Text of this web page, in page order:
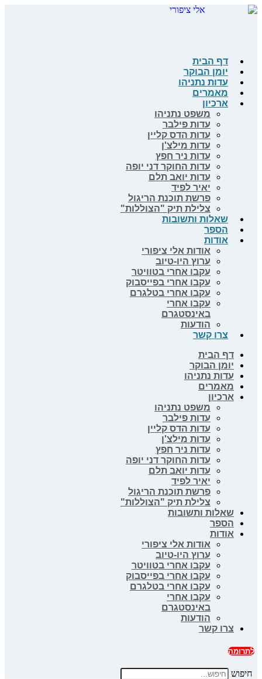
דלג
דף הבית
יומן הבוקר
עדות נתניהו
מאמרים
ארכיון
משפט נתניהו
עדות פילבר
עדות הדס קליין
עדות מילצ'ן
עדות ניר חפץ
עדות החוקר דני יופה
עדות יואב תלם
יאיר לפיד
פרשת תוכנת הריגול
צלילת תיק "הצוללות"
שאלות ותשובות
הספר
אודות
אודות אלי ציפורי
ערוץ היו-טיוב
עקבו אחרי בטוויטר
עקבו אחרי בפייסבוק
עקבו אחרי בטלגרם
עקבו אחרי
באינסטגרם
הודעות
צרו קשר
דף הבית
יומן הבוקר
עדות נתניהו
מאמרים
ארכיון
משפט נתניהו
עדות פילבר
עדות הדס קליין
עדות מילצ'ן
עדות ניר חפץ
עדות החוקר דני יופה
עדות יואב תלם
יאיר לפיד
פרשת תוכנת הריגול
צלילת תיק "הצוללות"
שאלות ותשובות
הספר
אודות
אודות אלי ציפורי
ערוץ היו-טיוב
עקבו אחרי בטוויטר
עקבו אחרי בפייסבוק
עקבו אחרי בטלגרם
עקבו אחרי
באינסטגרם
הודעות
צרו קשר
לתרומה
חיפוש